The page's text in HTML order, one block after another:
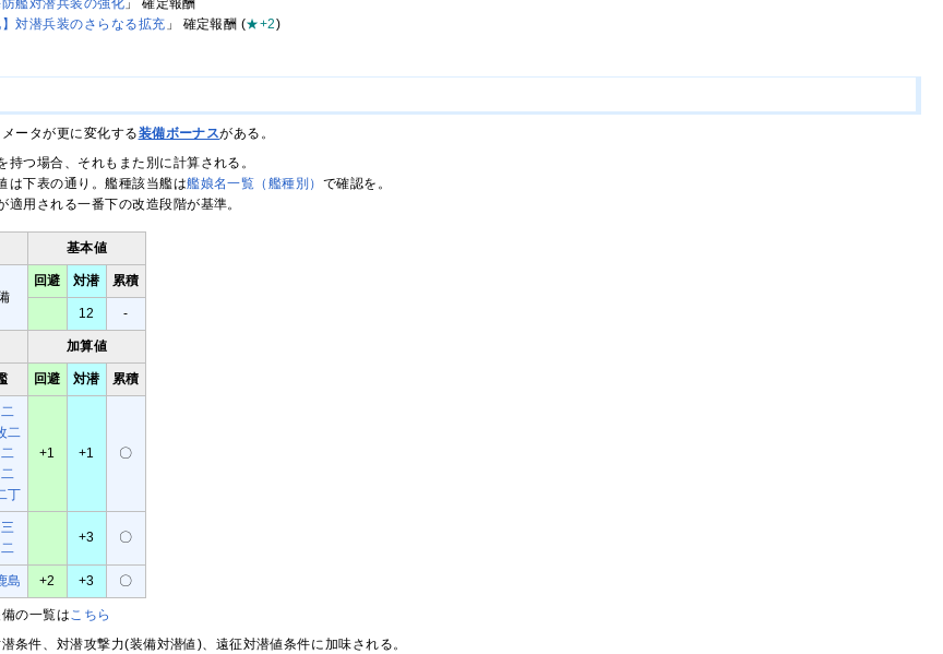
防艦対潜兵装の強化 」 確定報酬
】対潜兵装のさらなる拡充 」 確定報酬 (★+2)
ータが更に変化する装備ボーナスがある。
持つ場合、それもまた別に計算される。
は下表の通り。艦種該当艦は艦娘名一覧（艦種別） で確認を。
適用される一番下の改造段階が基準。
基本値
回避 対潜 累積
12 -
加算値
回避 対潜 累積
二
丁
+1 +1 〇
+3 〇
島 +2 +3 〇
の一覧は こちら
条件、対潜攻撃力(装備対潜値)、遠征対潜値条件に加味される。